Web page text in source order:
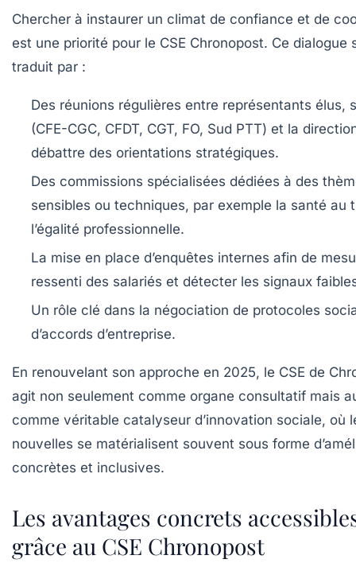
Chercher à instaurer un climat de confiance et de
est une priorité pour le CSE Chronopost. Ce dialogue
traduit par :
Des réunions régulières entre représentants élus,
(CFE-CGC, CFDT, CGT, FO, Sud PTT) et la
débattre des orientations stratégiques.
Des commissions spécialisées dédiées à des
sensibles ou techniques, par exemple la santé au
l’égalité professionnelle.
La mise en place d’enquêtes internes afin de
ressenti des salariés et détecter les signaux
Un rôle clé dans la négociation de protocoles
d’accords d’entreprise.
En renouvelant son approche en 2025, le CSE de
agit non seulement comme organe consultatif mais
comme véritable catalyseur d’innovation sociale, où
nouvelles se matérialisent souvent sous forme
concrètes et inclusives.
Les avantages concrets
grâce au CSE Chronopost